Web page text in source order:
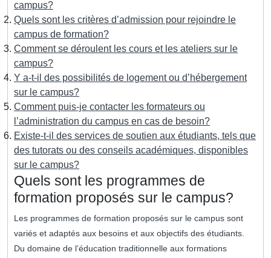
campus?
Quels sont les critères d’admission pour rejoindre le
campus de formation?
Comment se déroulent les cours et les ateliers sur le
campus?
Y a-t-il des possibilités de logement ou d’hébergement
sur le campus?
Comment puis-je contacter les formateurs ou
l’administration du campus en cas de besoin?
Existe-t-il des services de soutien aux étudiants, tels que
des tutorats ou des conseils académiques, disponibles
sur le campus?
Quels sont les programmes de
formation proposés sur le campus?
Les programmes de formation proposés sur le campus sont
variés et adaptés aux besoins et aux objectifs des étudiants.
Du domaine de l’éducation traditionnelle aux formations